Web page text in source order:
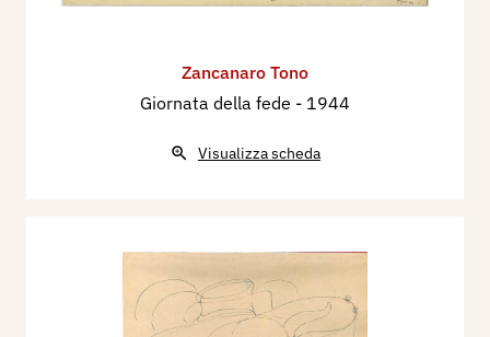
Zancanaro Tono
Giornata della fede - 1944
Visualizza scheda